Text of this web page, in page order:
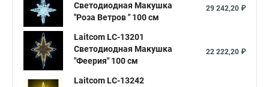
Светодиодная Макушка
"Роза Ветров " 100 см
29 242,20 ₽
Laitcom LC-13201
Светодиодная Макушка
"Феерия" 100 см
22 222,20 ₽
Laitcom LC-13242